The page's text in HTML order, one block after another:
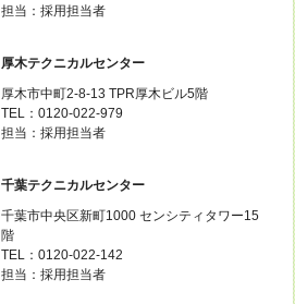
担当：採用担当者
厚木テクニカルセンター
厚木市中町2-8-13 TPR厚木ビル5階
TEL：0120-022-979
担当：採用担当者
千葉テクニカルセンター
千葉市中央区新町1000 センシティタワー15
階
TEL：0120-022-142
担当：採用担当者